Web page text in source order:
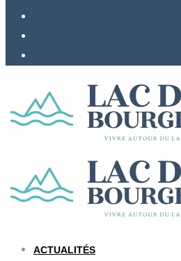
ACTUALITÉS